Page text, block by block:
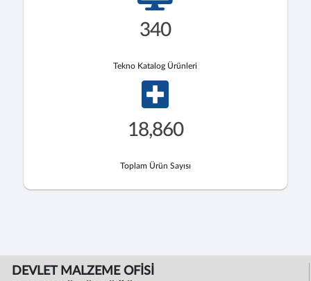
340
Tekno Katalog Ürünleri
18,860
Toplam Ürün Sayısı
DEVLET MALZEME OFİSİ